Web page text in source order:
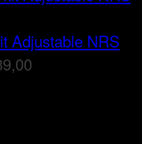
Adjustable NRS